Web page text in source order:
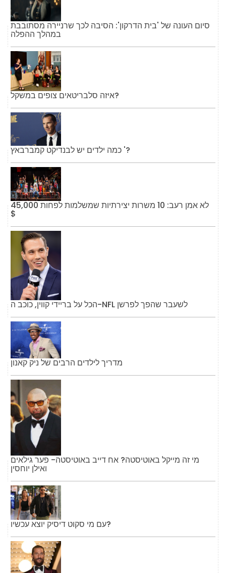
סיום העונה של 'בית הדרקון': הסיבה לכך שרניירה מסתובבת
במהלך ההפלה
איזה סלבריטאים צופים במשקל?
כמה ילדים יש לבנדיקט קמברבאץ '?
לא אמן רעב: 10 משרות יצירתיות שמשלמות לפחות 45,000
$
הכל על בריידי קווין, כוכב ה-NFL לשעבר שהפך לפרשן
מדריך לילדים הרבים של ניק קאנון
מי זה מייקל באוטיסטה? אח דייב באוטיסטה- פער גילאים
ואילן יוחסין
עם מי סקוט דיסיק יוצא עכשיו?